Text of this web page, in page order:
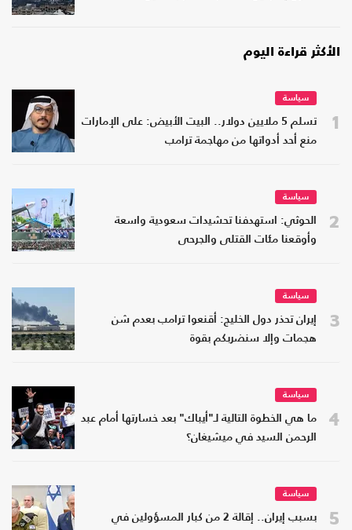
الأكثر قراءة اليوم
1
سياسة
تسلم 5 ملايين دولار.. البيت الأبيض: على الإمارات
منع أحد أدواتها من مهاجمة ترامب
2
سياسة
الحوثي: استهدفنا تحشيدات سعودية واسعة
وأوقعنا مئات القتلى والجرحى
3
سياسة
إيران تحذر دول الخليج: أقنعوا ترامب بعدم شن
هجمات وإلا سنضربكم بقوة
4
سياسة
ما هي الخطوة التالية لـ"أيباك" بعد خسارتها أمام عبد
الرحمن السيد في ميشيغان؟
5
سياسة
بسبب إيران.. إقالة 2 من كبار المسؤولين في